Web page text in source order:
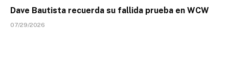
Dave Bautista recuerda su fallida prueba en WCW
07/29/2026